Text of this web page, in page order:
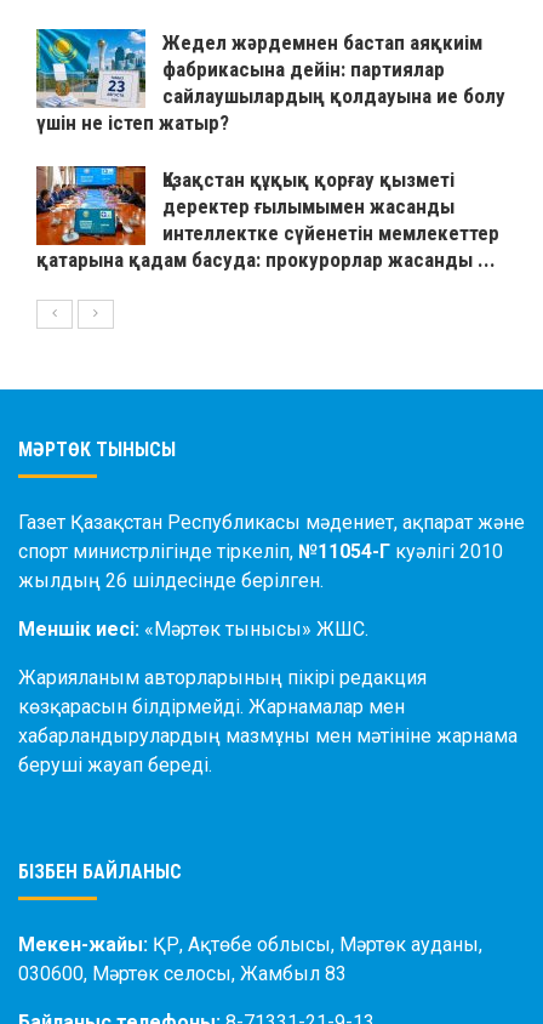
Жедел жәрдемнен бастап аяқкиім
фабрикасына дейін: партиялар
сайлаушылардың қолдауына ие болу
үшін не істеп жатыр?
Қазақстан құқық қорғау қызметі
деректер ғылымымен жасанды
интеллектке сүйенетін мемлекеттер
қатарына қадам басуда: прокурорлар жасанды ...
МӘРТӨК ТЫНЫСЫ
Газет Қазақстан Республикасы мәдениет, ақпарат және
спорт министрлігінде тіркеліп, №11054-Г куәлігі 2010
жылдың 26 шілдесінде берілген.
Меншік иесі: «Мәртөк тынысы» ЖШС.
Жарияланым авторларының пікірі редакция
көзқарасын білдірмейді. Жарнамалар мен
хабарландырулардың мазмұны мен мәтініне жарнама
беруші жауап береді.
БІЗБЕН БАЙЛАНЫС
Мекен-жайы: ҚР, Ақтөбе облысы, Мәртөк ауданы,
030600, Мәртөк селосы, Жамбыл 83